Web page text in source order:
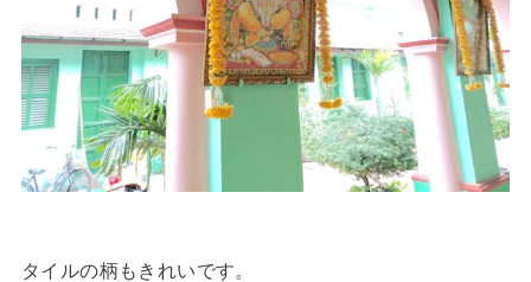
タイルの柄もきれいです。